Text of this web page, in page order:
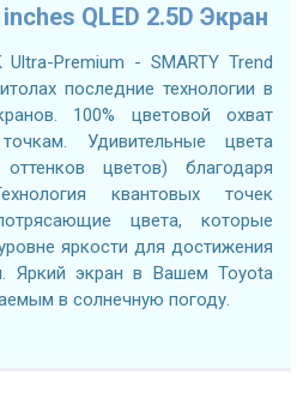
QLED 2.5D Экран
Ultra-Premium - SMARTY Trend
последние технологии в
100% цветовой охват
Удивительные цвета
цветов) благодаря
квантовых точек
цвета, которые
яркости для достижения
Яркий экран в Вашем Toyota
в солнечную погоду.